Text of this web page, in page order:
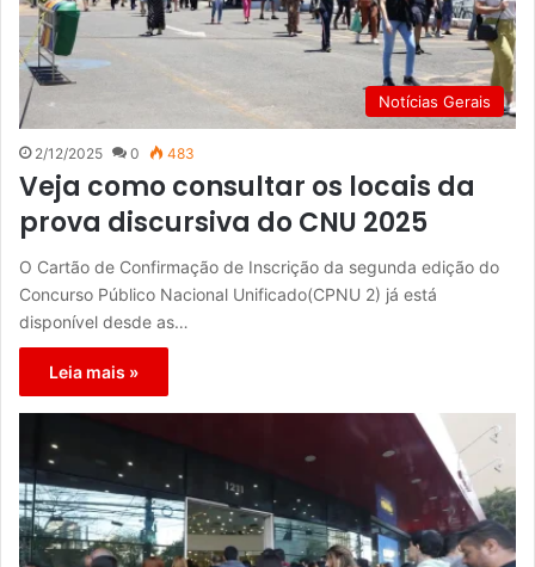
Notícias Gerais
2/12/2025 0 483
Veja como consultar os locais da
prova discursiva do CNU 2025
O Cartão de Confirmação de Inscrição da segunda edição do
Concurso Público Nacional Unificado(CPNU 2) já está
disponível desde as…
Leia mais »